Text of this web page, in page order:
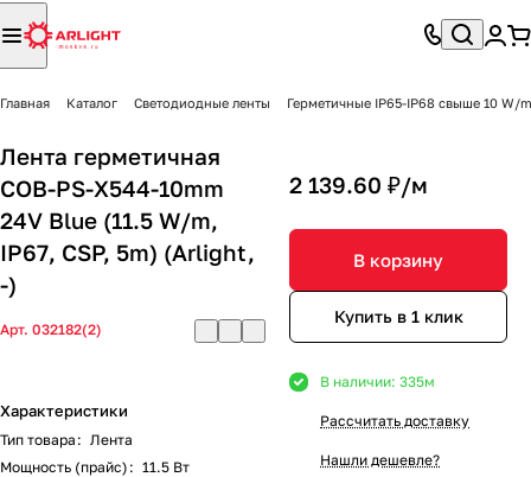
Главная Каталог Светодиодные ленты Герметичные IP65-IP68 свыше 10 W/m
Лента герметичная
COB-PS-X544-10mm
24V Blue (11.5 W/m,
IP67, CSP, 5m) (Arlight,
-)
Арт. 032182(2)
Характеристики
Тип товара : Лента
Мощность (прайс) : 11.5 Вт
2 139.60 ₽/м
В корзину
Купить в 1 клик
В наличии: 335м
Рассчитать доставку
Нашли дешевле?